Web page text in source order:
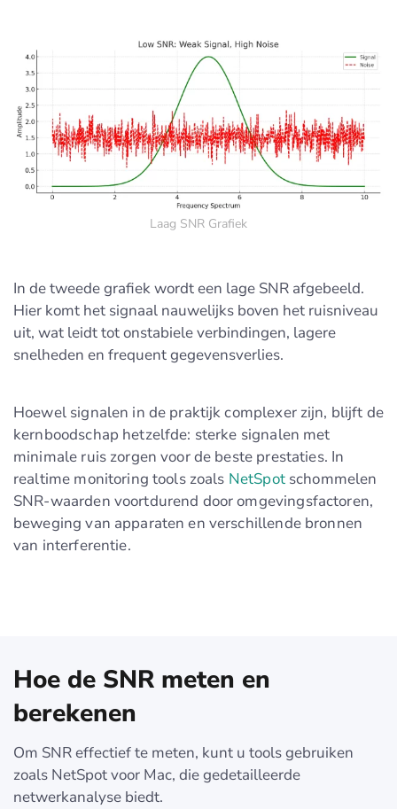
Laag SNR Grafiek
In de tweede grafiek wordt een lage SNR afgebeeld.
Hier komt het signaal nauwelijks boven het ruisniveau
uit, wat leidt tot onstabiele verbindingen, lagere
snelheden en frequent gegevensverlies.
Hoewel signalen in de praktijk complexer zijn, blijft de
kernboodschap hetzelfde: sterke signalen met
minimale ruis zorgen voor de beste prestaties. In
realtime monitoring tools zoals NetSpotschommelen
SNR-waarden voortdurend door omgevingsfactoren,
beweging van apparaten en verschillende bronnen
van interferentie.
Hoe de SNR meten en
berekenen
Om SNR effectief te meten, kunt u tools gebruiken
zoals NetSpot voor Mac, die gedetailleerde
netwerkanalyse biedt.